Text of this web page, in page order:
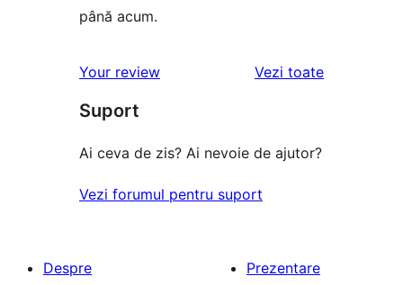
până acum.
Your review Vezi toaterecenziile
Suport
Ai ceva de zis? Ai nevoie de ajutor?
Vezi forumul pentru suport
Despre
Prezentare